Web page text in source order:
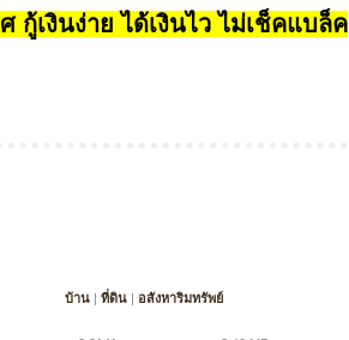
เงินง่าย ได้เงินไว ไม่เช็คแบล็ค
บ้าน | ที่ดิน | อสังหาริมทรัพย์